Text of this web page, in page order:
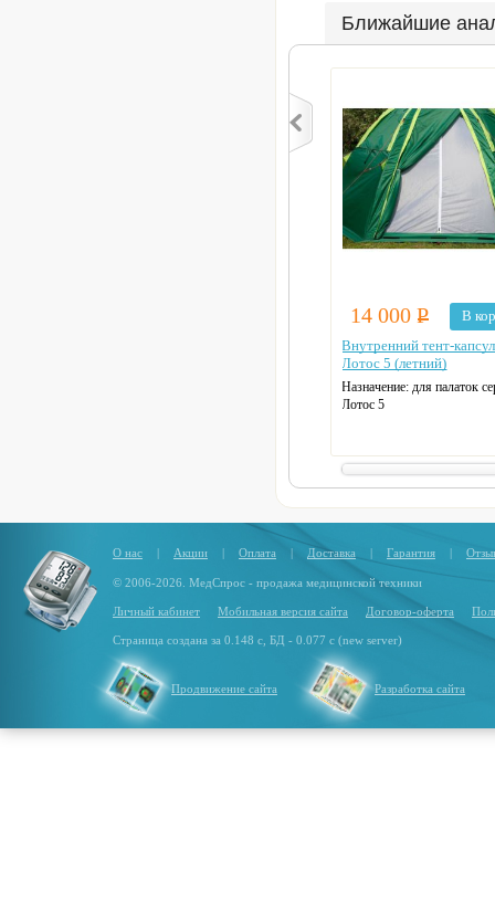
Ближайшие
14 000Р
В
Внутренний тент-
Лотос 5 (летний)
Назначение: для палаток
Лотос 5
Оксфорд 200Д (плотность
О нас | Акции | Оплата | Доставка | Гарантия |
© 2006-2026. МедСпрос - продажа медицинской техники
Личный кабинет Мобильная версия сайта Договор-оферта
Страница создана за 0.148 с, БД - 0.077 с (new server)
Продвижение сайта Разработка сайта